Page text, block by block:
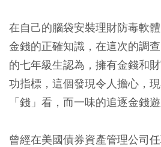
在自己的腦袋安裝理財防毒軟
金錢的正確知識，在這次的調
的七年級生認為，擁有金錢和
功指標，這個發現令人擔心，
「錢」看，而一味的追逐金錢遊
曾經在美國債券資產管理公司